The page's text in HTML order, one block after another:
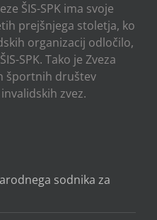
ŠIS-SPK ima svoje
prejšnjega stoletja, ko
organizacij odločilo,
SPK. Tako je Zveza
športnih društev
zvez.
sodnika za